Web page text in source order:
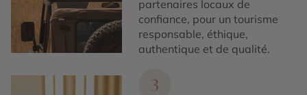
partenaires locaux de
confiance, pour un tourisme
responsable, éthique,
authentique et de qualité.
3